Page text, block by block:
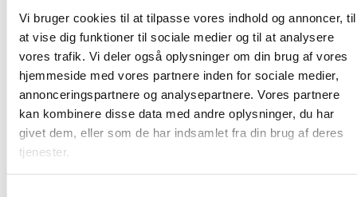
Vi bruger cookies til at tilpasse vores indhold og annoncer, til
at vise dig funktioner til sociale medier og til at analysere
vores trafik. Vi deler også oplysninger om din brug af vores
hjemmeside med vores partnere inden for sociale medier,
annonceringspartnere og analysepartnere. Vores partnere
kan kombinere disse data med andre oplysninger, du har
givet dem, eller som de har indsamlet fra din brug af deres
tjenester.
Både de fem hovedkapitler og Værktøjskassen
afsluttes med tjekopgaver og gruppeopgaver.
webBogen indgår i Tømrerfagets
Bogpakke/Tømrerbogpakken.